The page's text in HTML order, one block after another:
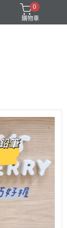
0
購物車